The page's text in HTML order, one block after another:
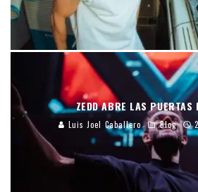
ZEDD ABRE LAS PUERTAS
Luis Joel Caballero Blog